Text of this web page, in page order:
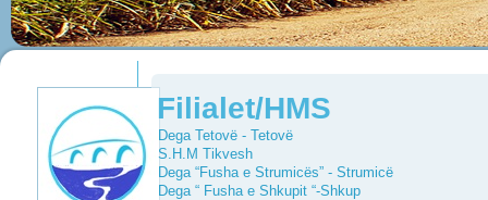
Filialet/HMS
Dega Tetovë - Tetovë
S.H.M Tikvesh
Dega “Fusha e Strumicës” - Strumicë
Dega “ Fusha e Shkupit “-Shkup